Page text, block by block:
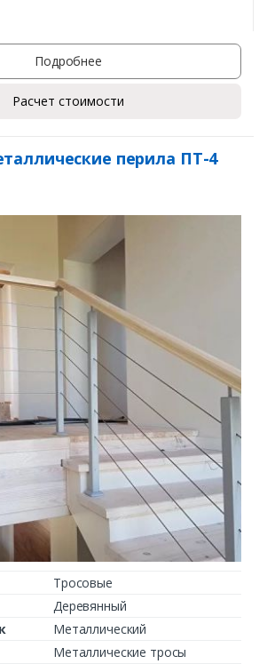
Подробнее
Расчет стоимости
перила ПТ-4
Тросовые
Деревянный
Металлический
Металлические тросы